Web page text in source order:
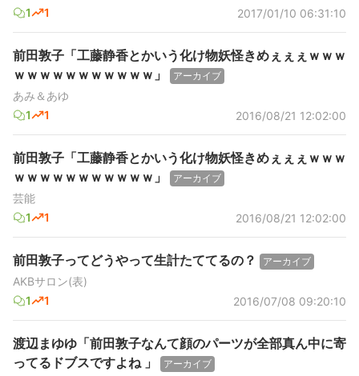
1 1 2017/01/10 06:31:10
前田敦子「工藤静香とかいう化け物妖怪きめぇぇぇｗｗｗ
ｗｗｗｗｗｗｗｗｗｗｗ」
アーカイブ
あみ＆あゆ
1
1 2016/08/21 12:02:00
前田敦子「工藤静香とかいう化け物妖怪きめぇぇぇｗｗｗ
ｗｗｗｗｗｗｗｗｗｗｗ」
アーカイブ
芸能
1
1 2016/08/21 12:02:00
前田敦子ってどうやって生計たててるの？ アーカイブ
AKBサロン(表)
1
1 2016/07/08 09:20:10
渡辺まゆゆ「前田敦子なんて顔のパーツが全部真ん中に寄
ってるドブスですよね 」
アーカイブ